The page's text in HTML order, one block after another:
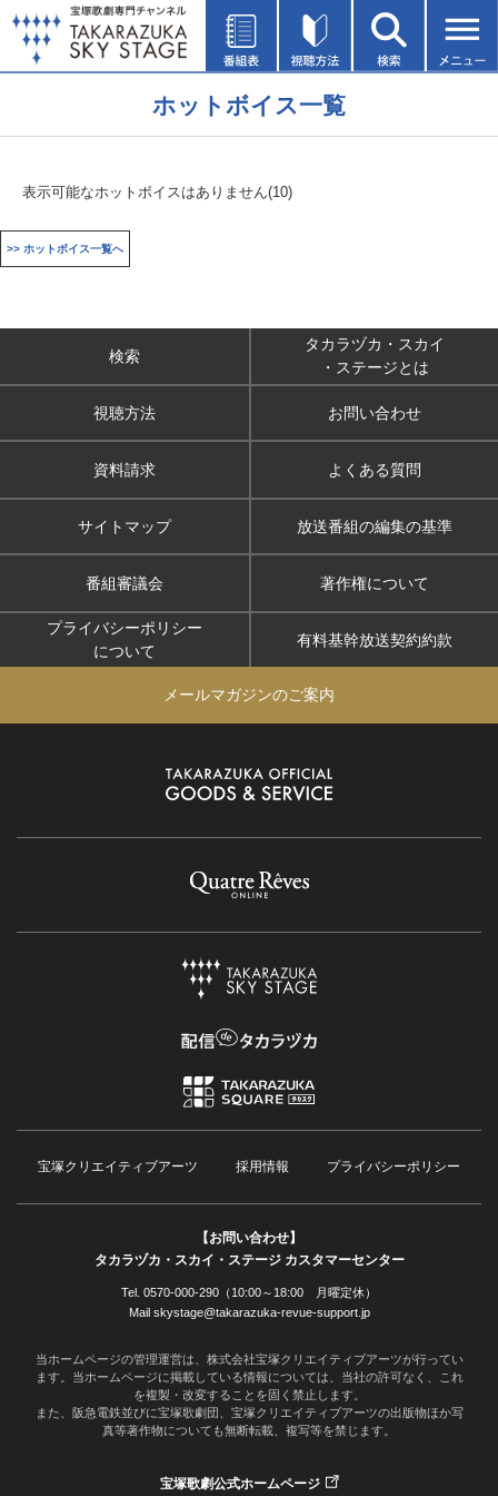
ホットボイス一覧
表示可能なホットボイスはありません(10)
>> ホットボイス一覧へ
検索
タカラヅカ・スカイ
・ステージとは
視聴方法 お問い合わせ
資料請求 よくある質問
サイトマップ 放送番組の編集の基準
番組審議会 著作権について
プライバシーポリシー
について
有料基幹放送契約約款
メールマガジンのご案内
宝塚クリエイティブアーツ 採用情報 プライバシーポリシー
【お問い合わせ】
タカラヅカ・スカイ・ステージ カスタマーセンター
Tel. 0570-000-290（10:00～18:00 月曜定休）
Mail skystage@takarazuka-revue-support.jp
当ホームページの管理運営は、株式会社宝塚クリエイティブアーツが行ってい
ます。当ホームページに掲載している情報については、当社の許可なく、これ
を複製・改変することを固く禁止します。
また、阪急電鉄並びに宝塚歌劇団、宝塚クリエイティブアーツの出版物ほか写
真等著作物についても無断転載、複写等を禁じます。
宝塚歌劇公式ホームページ